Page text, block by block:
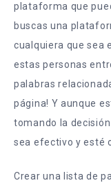
plataforma que
buscas una
cualquiera que sea
estas personas
palabras
página! Y aunque
tomando la
sea efectivo y esté
Crear una lista de